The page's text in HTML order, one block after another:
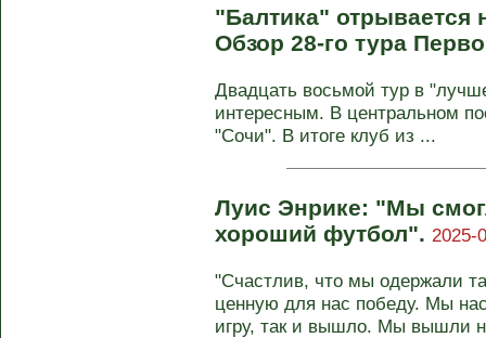
"Балтика" отрывается
Обзор 28-го тура
Двадцать восьмой тур в
интересным. В центральном
"Сочи". В итоге клуб из ...
Луис Энрике: "Мы
хороший футбол". 2025-
"Счастлив, что мы одержали
ценную для нас победу. Мы
игру, так и вышло. Мы вышли